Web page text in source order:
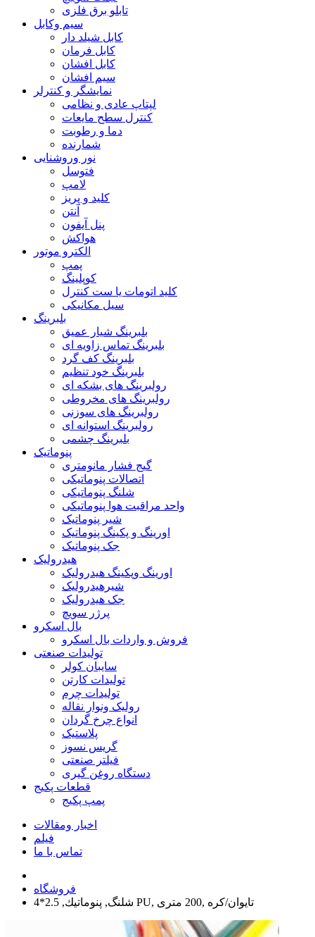
تابلو برق فلزی
سیم وکابل
کابل شیلد دار
کابل فرمان
کابل افشان
سیم افشان
نمایشگر و کنترلر
لپتاپ عادی و نظامی
کنترل سطح مایعات
دما و رطوبت
شمارنده
نور وروشنایی
فتوسل
لامپ
کلید و پریز
آنتن
پنل آیفون
هواکش
الکترو موتور
پمپ
کوپلینگ
کلید اتومات یا ست کنترل
سیل مکانیکی
بلبرینگ
بلبرینگ شیار عمیق
بلبرینگ تماس زاویه ای
بلبرینگ کف گرد
بلبرینگ خود تنظیم
رولبرینگ های بشکه ای
رولبرینگ های مخروطی
رولبرینگ های سوزنی
رولبرینگ استوانه ای
بلبرینگ چشمی
پنوماتیک
گیج فشار مانومتری
اتصالات پنوماتیکی
شلنگ پنوماتیکی
واحد مراقبت هوا پنوماتیکی
شیر پنوماتیک
اورینگ و پکینگ پنوماتیک
جک پنوماتیک
هیدرولیک
اورینگ وپکینگ هیدرولیک
شیرهیدرولیک
جک هیدرولیک
پرژر سویچ
بال اسکرو
فروش و واردات بال اسکرو
تولیدات صنعتی
سایبان کولر
تولیدات کارتن
تولیدات چرم
رولیک ونوار نقاله
انواع چرخ گردان
پلاستیک
گریس نسوز
فیلتر صنعتی
دستگاه روغن گیری
قطعات پکیج
پمپ پکیج
اخبار ومقالات
فیلم
تماس با ما
فروشگاه
شلنگ, پنوماتيك, 2.5*4 PU, تايوان/كره ,200 متری